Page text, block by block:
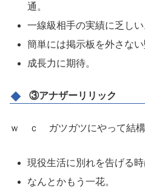
通。
一線級相手の実績に乏しい
簡単には掲示板を外さない
成長力に期待。
③アナザーリリック
ｗ ｃ ガツガツにやって結構
現役生活に別れを告げる時
なんとかもう一花。